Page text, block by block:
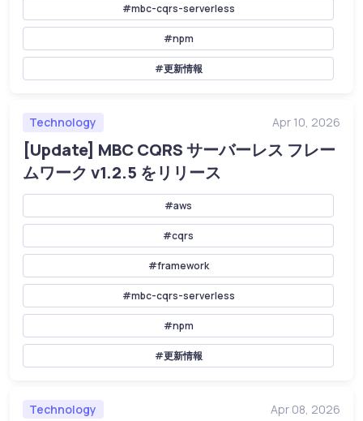
#mbc-cqrs-serverless
#npm
#更新情報
Technology Apr 10, 2026
[Update] MBC CQRS サーバーレス フレー
ムワーク v1.2.5 をリリース
#aws
#cqrs
#framework
#mbc-cqrs-serverless
#npm
#更新情報
Technology Apr 08, 2026